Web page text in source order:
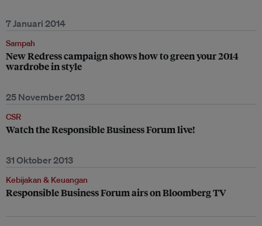
7 Januari 2014
Sampah
New Redress campaign shows how to green your 2014
wardrobe in style
25 November 2013
CSR
Watch the Responsible Business Forum live!
31 Oktober 2013
Kebijakan & Keuangan
Responsible Business Forum airs on Bloomberg TV